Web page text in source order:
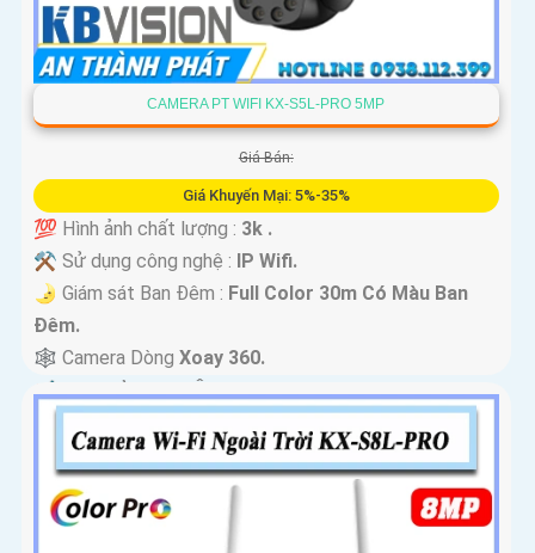
CAMERA PT WIFI KX-S5L-PRO 5MP
Giá Bán:
Giá Khuyến Mại: 5%-35%
💯 Hình ảnh chất lượng : 3k .
⚒ Sử dụng công nghệ : IP Wifi.
🌛 Giám sát Ban Đêm : Full Color 30m Có Màu Ban
Ðêm.
🕸️ Camera Dòng Xoay 360.
️📢 Đặt Điểm :Thu Âm Và Loa.